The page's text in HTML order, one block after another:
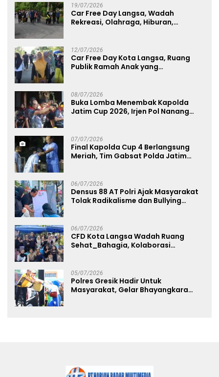
19/07/2026
Car Free Day Langsa, Wadah
Rekreasi, Olahraga, Hiburan,
12/07/2026
Car Free Day Kota Langsa, Ruang
Publik Ramah Anak yang
08/07/2026
Buka Lomba Menembak Kapolda
Jatim Cup 2026, Irjen Pol Nanang
07/07/2026
Final Kapolda Cup 4 Berlangsung
Meriah, Tim Gabsat Polda Jatim
06/07/2026
Densus 88 AT Polri Ajak Masyarakat
Tolak Radikalisme dan Bullying
06/07/2026
CFD Kota Langsa Wadah Ruang
Sehat_Bahagia, Kolaborasi
05/07/2026
Polres Gresik Hadir Untuk
Masyarakat, Gelar Bhayangkara